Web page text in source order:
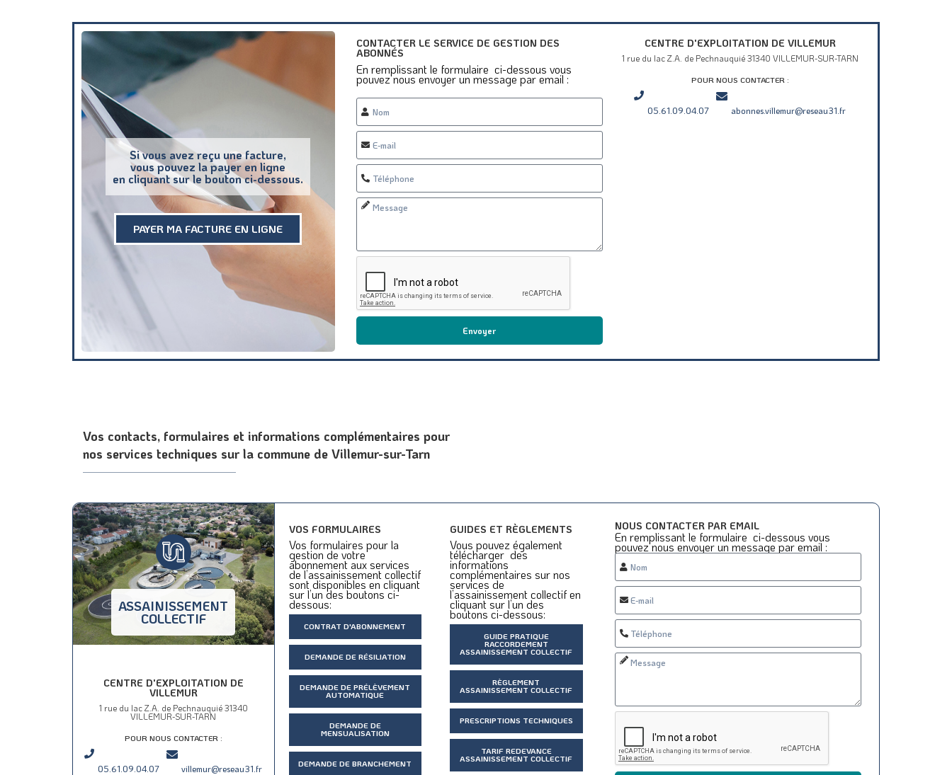
Si vous avez reçu une facture,
vous pouvez la payer en ligne
en cliquant sur le bouton ci-dessous.
PAYER MA FACTURE EN LIGNE
CONTACTER LE SERVICE DE GESTION DES
ABONNÉS
En remplissant le formulaire ci-dessous vous
pouvez nous envoyer un message par email :
Envoyer
CENTRE D'EXPLOITATION DE VILLEMUR
1 rue du lac Z.A. de Pechnauquié 31340 VILLEMUR-SUR-TARN
POUR NOUS CONTACTER :
05.61.09.04.07 abonnes.villemur@reseau31.fr
Vos contacts, formulaires et informations complémentaires pour
nos services techniques sur la commune de Villemur-sur-Tarn
ASSAINISSEMENT
COLLECTIF
CENTRE D'EXPLOITATION DE
VILLEMUR
1 rue du lac Z.A. de Pechnauquié 31340
VILLEMUR-SUR-TARN
POUR NOUS CONTACTER :
05.61.09.04.07 villemur@reseau31.fr
VOS FORMULAIRES
Vos formulaires pour la
gestion de votre
abonnement aux services
de l’assainissement collectif
sont disponibles en cliquant
sur l’un des boutons ci-
dessous:
CONTRAT D'ABONNEMENT
DEMANDE DE RÉSILIATION
DEMANDE DE PRÉLÈVEMENT
AUTOMATIQUE
DEMANDE DE
MENSUALISATION
DEMANDE DE BRANCHEMENT
GUIDES ET RÈGLEMENTS
Vous pouvez également
télécharger des
informations
complémentaires sur nos
services de
l’assainissement collectif en
cliquant sur l’un des
boutons ci-dessous:
GUIDE PRATIQUE
RACCORDEMENT
ASSAINISSEMENT COLLECTIF
RÈGLEMENT
ASSAINISSEMENT COLLECTIF
PRESCRIPTIONS TECHNIQUES
TARIF REDEVANCE
ASSAINISSEMENT COLLECTIF
NOUS CONTACTER PAR EMAIL
En remplissant le formulaire ci-dessous vous
pouvez nous envoyer un message par email :